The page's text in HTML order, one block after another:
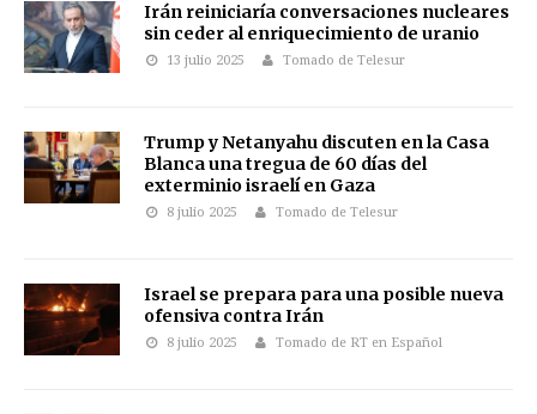
Irán reiniciaría conversaciones nucleares
sin ceder al enriquecimiento de uranio
13 julio 2025 Tomado de Telesur
Trump y Netanyahu discuten en la Casa
Blanca una tregua de 60 días del
exterminio israelí en Gaza
8 julio 2025 Tomado de Telesur
Israel se prepara para una posible nueva
ofensiva contra Irán
8 julio 2025 Tomado de RT en Español